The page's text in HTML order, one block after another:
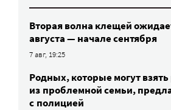
Вторая волна клещей
августа — начале сентября
7 авг, 19:25
Родных, которые могут
из проблемной семьи,
с полицией